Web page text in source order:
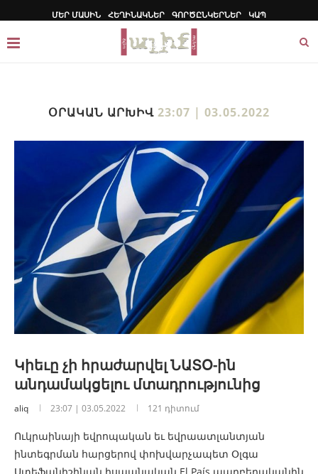
ՄԵՐ ՄԱՍԻՆ ՀԵՂԻՆԱԿՆԵՐ ԳՈՐԾԸՆԿԵՐՆԵՐ ԿԱՊ
ՕՐԱԿԱՆ ԱՐԽԻՎ 23:07 | 03.05.2022
Կիեւը չի հրաժարվել ՆԱՏՕ-ին
անդամակցելու մտադրությունից
aliq 23:07 | 03.05.2022 121 դիտում
Ուկրաինայի եվրոպական եւ եվրաատլանտյան
ինտեգրման հարցերով փոխվարչապետ Օլգա